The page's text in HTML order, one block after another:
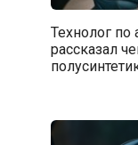
Технолог
рассказал